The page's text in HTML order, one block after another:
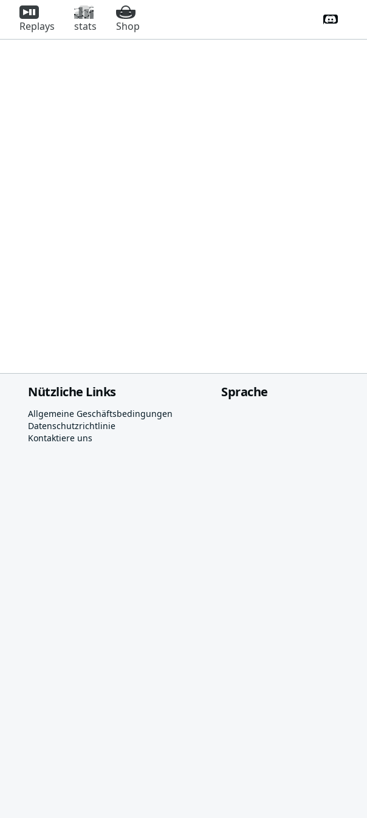
Replays stats Shop Discord
Nützliche Links
Allgemeine Geschäftsbedingungen
Datenschutzrichtlinie
Kontaktiere uns
Sprache